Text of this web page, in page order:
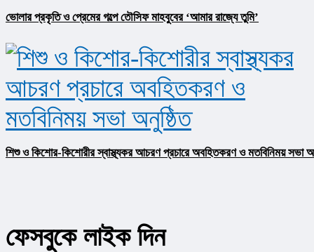
ভোলার প্রকৃতি ও প্রেমের গল্পে তৌসিফ মাহবুবের ‘আমার রাজ্যে তুমি’
শিশু ও কিশোর-কিশোরীর স্বাস্থ্যকর আচরণ প্রচারে অবহিতকরণ ও মতবিনিময় সভা
ফেসবুকে লাইক দিন